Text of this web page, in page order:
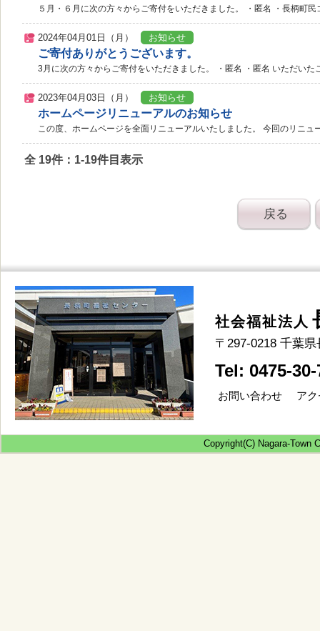
５月・６月に次の方々からご寄付をいただきました。 ・匿名 ・長柄
2024年04月01日（月） お知らせ
ご寄付ありがとうございます。
3月に次の方々からご寄付をいただきました。 ・匿名 ・匿名 いただい
2023年04月03日（月） お知らせ
ホームページリニューアルのお知らせ
この度、ホームページを全面リニューアルいたしました。 今回のリニ
全 19件：1-19件目表示
戻る
社会福祉法人
〒297-0218 千葉
Tel: 0475-
お問い合わせ ア
Copyright(C) Nagara-Town